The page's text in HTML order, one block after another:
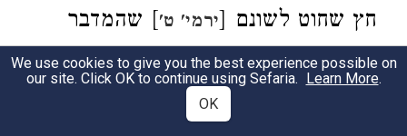
חץ שחוט לשונם [ירמי' ט'] שהמדבר
במרמה מושך דבריו כחץ:
בסי' ח'דכששוחט בהולכה
We use cookies to give you the best experience possible on
our site. Click OK to continue using Sefaria. Learn More.
OK